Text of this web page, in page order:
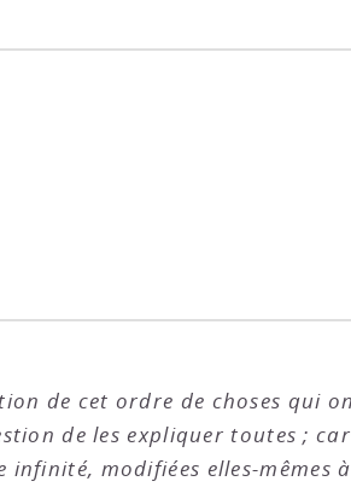
de cet ordre de choses qui
de les expliquer toutes ;
infinité, modifiées elles-mêmes